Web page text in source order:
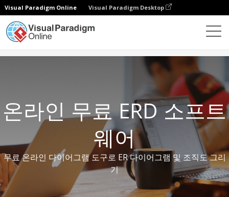
Visual Paradigm Online Visual Paradigm Desktop
온라인 무료 ERD 소프트
웨어
무료 온라인 다이어그램 도구로 ER 다이어그램 및 조직도 그리
기